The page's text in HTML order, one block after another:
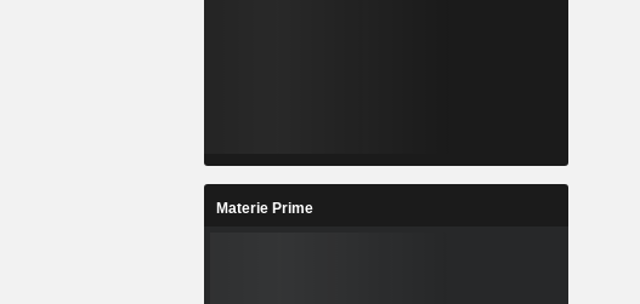
Materie Prime